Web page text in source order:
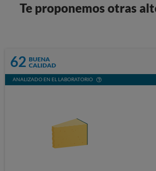
Te proponemos otras
62 BUENA
CALIDAD
ANALIZADO EN EL LABORATORIO